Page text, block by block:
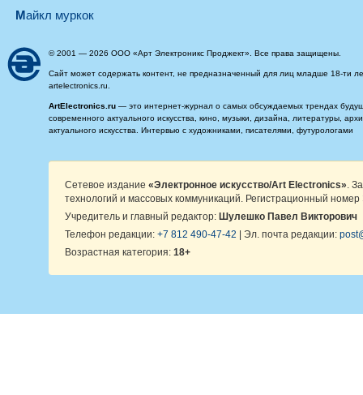
майкл муркок
© 2001 — 2026 ООО «Арт Электроникс Проджект». Все права защищены.
Сайт может содержать контент, не предназначенный для лиц младше 18-ти
artelectronics.ru.
ArtElectronics.ru — это интернет-журнал о самых обсуждаемых трендах
современного актуального искусства, кино, музыки, дизайна, литературы,
актуального искусства. Интервью с художниками, писателями, футурологами
Сетевое издание «Электронное искусство/Art Electronics» .
технологий и массовых коммуникаций. Регистрационный
Учредитель и главный редактор: Шулешко Павел Викторович
Телефон редакции: +7 812 490-47-42 | Эл. почта редакции:
Возрастная категория: 18+